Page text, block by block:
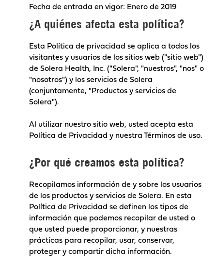
Fecha de entrada en vigor: Enero de 2019
¿A quiénes afecta esta política?
Esta Política de privacidad se aplica a todos los
visitantes y usuarios de los sitios web ("sitio web")
de Solera Health, Inc. ("Solera", "nuestros", "nos" o
"nosotros") y los servicios de Solera
(conjuntamente, "Productos y servicios de
Solera").
Al utilizar nuestro sitio web, usted acepta esta
Política de Privacidad y nuestraTérminos de uso.
¿Por qué creamos esta política?
Recopilamos información de y sobre los usuarios
de los productos y servicios de Solera. En esta
Política de Privacidad se definen los tipos de
información que podemos recopilar de usted o
que usted puede proporcionar, y nuestras
prácticas para recopilar, usar, conservar,
proteger y compartir dicha información.